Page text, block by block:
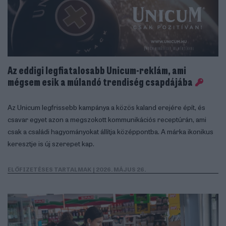
megvizsgálták a versenytársak márkaismertségét,
árazását, kommunikációját, vizuális megjelenését és
pozicionálását. Felismerték, hogy a Billingo széles, talán
hiába kínál piacképes árakat, a célcsoportok mégis egy
drága szolgáltatásként könyvelik el. „A kutatásból az is
kiderült, hogy a márkaidentitásunk nem volt elég egységes
és karakteres” - árulta el Jakus Dóra a következtetésüket.
Az eddigi legfiatalosabb Unicum-reklám, ami
mégsem esik a múlandó trendiség csapdájába
Az Unicum legfrissebb kampánya a közös kaland erejére épít, és
csavar egyet azon a megszokott kommunikációs receptúrán, ami
csak a családi hagyományokat állítja középpontba. A márka ikonikus
keresztje is új szerepet kap.
ELŐFIZETÉSES TARTALMAK | 2026. MÁJUS 26.